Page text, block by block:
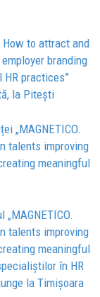
How to attract and
branding
practices”
la Pitești
„MAGNETICO.
talents improving
meaningful
talents improving
meaningful
în HR
la Timișoara